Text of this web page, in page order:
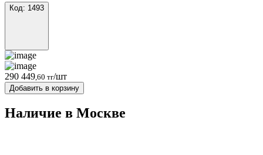
Код: 1493
290 449 ,60 тг/шт
Добавить в корзину
Наличие в Москвe